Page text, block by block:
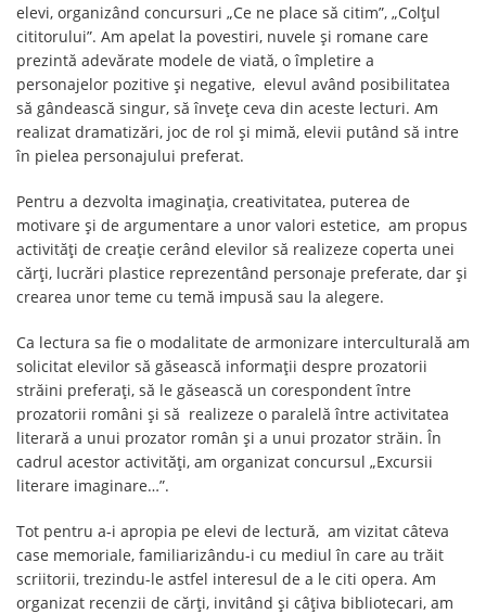
elevi, organizând concursuri „Ce ne place să citim”, „Colţul
cititorului”. Am apelat la povestiri, nuvele şi romane care
prezintă adevărate modele de viată, o împletire a
personajelor pozitive şi negative, elevul având posibilitatea
să gândească singur, să înveţe ceva din aceste lecturi. Am
realizat dramatizări, joc de rol şi mimă, elevii putând să intre
în pielea personajului preferat.
Pentru a dezvolta imaginația, creativitatea, puterea de
motivare şi de argumentare a unor valori estetice, am propus
activități de creație cerând elevilor să realizeze coperta unei
cărți, lucrări plastice reprezentând personaje preferate, dar şi
crearea unor teme cu temă impusă sau la alegere.
Ca lectura sa fie o modalitate de armonizare interculturală am
solicitat elevilor să găsească informații despre prozatorii
străini preferați, să le găsească un corespondent între
prozatorii români şi să realizeze o paralelă între activitatea
literară a unui prozator român şi a unui prozator străin. În
cadrul acestor activități, am organizat concursul „Excursii
literare imaginare…”.
Tot pentru a-i apropia pe elevi de lectură, am vizitat câteva
case memoriale, familiarizându-i cu mediul în care au trăit
scriitorii, trezindu-le astfel interesul de a le citi opera. Am
organizat recenzii de cărți, invitând și câțiva bibliotecari, am